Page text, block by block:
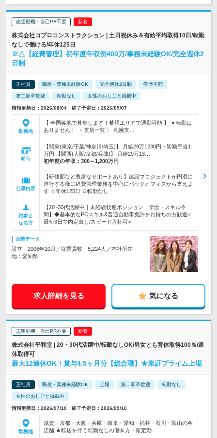
志望動機・自己PR不要
株式会社コプロコンストラクション | 土日祝休み＆有給平均取得10日/転勤
なしで働ける/年休125日
※△【経費管理】初年度年収例400万/事務未経験OK/完全週休2
日制
正社員 職種・業種未経験OK 完全週休2日制 学歴不問
第二新卒歓迎 転勤なし 女性のおしごと掲載中
情報更新日：2026/08/04 終了予定日：2026/09/07
勤務地
【 全国各地で募集します！希望エリアで通勤可能 】 ▼転勤は
ありません！ 〈 支店一覧 〉 札幌支…
給与
【関東(東京/千葉/神奈川/埼玉)】 月給29万1230円＋皆勤手当1
万円 【関西(大阪/京都/兵庫)】 月給29万13…
初年度の年収： 300～1,200万円
仕事内容
【研修面など豊富なサポートあり】建設プロジェクトが円滑に
進行する様に経費管理業務を中心にバックオフィスから支えま
す ☆年休125日 ☆転勤なし
対象と
なる方
【20~30代活躍中｜未経験歓迎ポジション｜学歴・スキル不
問】◆基本的なPCスキル&普通自動車免許をお持ちの方歓迎<
最短3日で内定出し/スピード入社可>
企業データ
設立：2006年10月／従業員数：5,224人／本社所在
地：愛知県
求人詳細を見る 気になる
志望動機・自己PR不要
株式会社平和堂 | 20・30代活躍中/転勤なしOK/男女とも育休取得100％/連
休取得可
最大12連休OK！賞与4.5ヶ月分【総合職】★東証プライム上場
正社員 職種・業種未経験OK 上場 第二新卒歓迎 転勤なし
女性のおしごと掲載中
情報更新日：2026/07/10 終了予定日：2026/09/10
勤務地
滋賀・京都・大阪・兵庫・岐阜・愛知・福井・石川・富山の各
店舗 ★転居を伴う転勤なしの働き方・限定勤…